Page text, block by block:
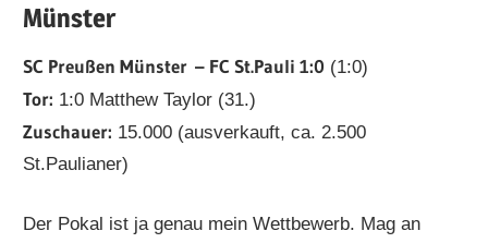
Münster
SC Preußen Münster – FC St.Pauli 1:0 (1:0)
Tor: 1:0 Matthew Taylor (31.)
Zuschauer: 15.000 (ausverkauft, ca. 2.500
St.Paulianer)
Der Pokal ist ja genau mein Wettbewerb. Mag an